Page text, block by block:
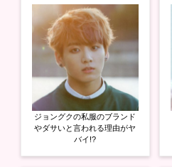
共
新
ウ
ン
ド
ウ
で
開
す
る
に
は
リ
ッ
ク
し
て
く
だ
さ
い
(
新
し
い
ウ
+
で
共
有
(
新
し
い
ウ
ィ
ン
ウ
で
開
す
ジョングクの私服のブランド
やダサいと言われる理由がヤ
バイ!?